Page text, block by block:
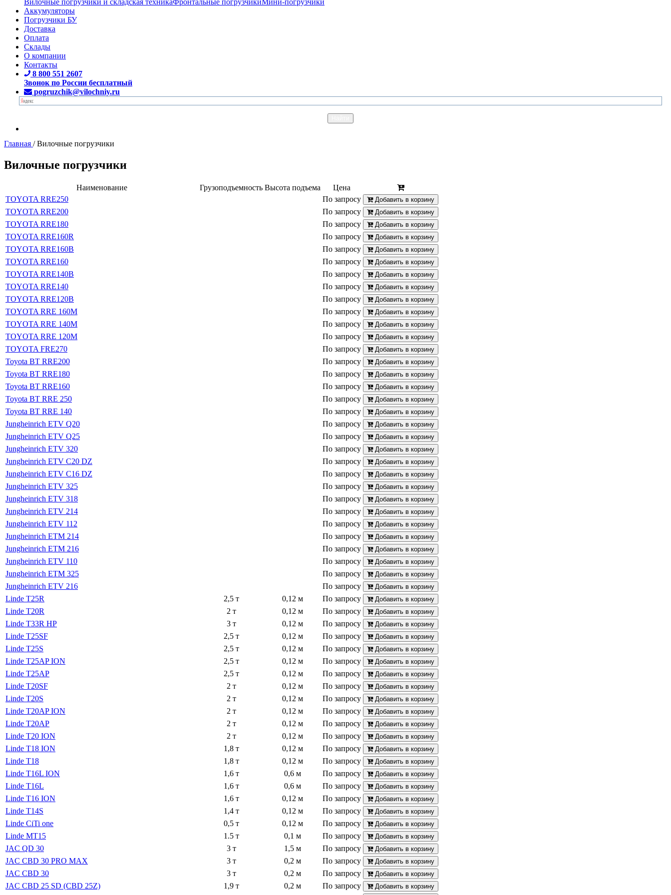
Аккумуляторы
Погрузчики БУ
Доставка
Оплата
Склады
О компании
Контакты
8 800 551 2607
Звонок по России бесплатный
pogruzchik@vilochniy.ru
Главная /Вилочные погрузчики
Вилочные погрузчики
Наименование Грузоподъемность Высота подъема
Цена
TOYOTA RRE250
По запросу Добавить в корзину
TOYOTA RRE200 По запросу Добавить в корзину
TOYOTA RRE180 По запросу Добавить в корзину
TOYOTA RRE160R По запросу Добавить в корзину
TOYOTA RRE160B По запросу Добавить в корзину
TOYOTA RRE160 По запросу Добавить в корзину
TOYOTA RRE140B По запросу Добавить в корзину
TOYOTA RRE140 По запросу Добавить в корзину
TOYOTA RRE120B По запросу Добавить в корзину
TOYOTA RRE 160M По запросу Добавить в корзину
TOYOTA RRE 140M По запросу Добавить в корзину
TOYOTA RRE 120M По запросу Добавить в корзину
TOYOTA FRE270 По запросу Добавить в корзину
Toyota BT RRE200 По запросу Добавить в корзину
Toyota BT RRE180 По запросу Добавить в корзину
Toyota BT RRE160 По запросу Добавить в корзину
Toyota BT RRE 250 По запросу Добавить в корзину
Toyota BT RRE 140 По запросу Добавить в корзину
Jungheinrich ETV Q20 По запросу Добавить в корзину
Jungheinrich ETV Q25 По запросу Добавить в корзину
Jungheinrich ETV 320 По запросу Добавить в корзину
Jungheinrich ETV C20 DZ По запросу Добавить в корзину
Jungheinrich ETV C16 DZ По запросу Добавить в корзину
Jungheinrich ETV 325 По запросу Добавить в корзину
Jungheinrich ETV 318 По запросу Добавить в корзину
Jungheinrich ETV 214 По запросу Добавить в корзину
Jungheinrich ETV 112 По запросу Добавить в корзину
Jungheinrich ETM 214 По запросу Добавить в корзину
Jungheinrich ETM 216 По запросу Добавить в корзину
Jungheinrich ETV 110 По запросу Добавить в корзину
Jungheinrich ETM 325 По запросу Добавить в корзину
Jungheinrich ETV 216 По запросу Добавить в корзину
Linde T25R 2,5 т 0,12 м По запросу Добавить в корзину
Linde T20R 2 т 0,12 м По запросу Добавить в корзину
Linde T33R HP 3 т 0,12 м По запросу Добавить в корзину
Linde T25SF 2,5 т 0,12 м По запросу Добавить в корзину
Linde T25S 2,5 т 0,12 м По запросу Добавить в корзину
Linde T25AP ION 2,5 т 0,12 м По запросу Добавить в корзину
Linde T25AP 2,5 т 0,12 м По запросу Добавить в корзину
Linde T20SF 2 т 0,12 м По запросу Добавить в корзину
Linde T20S 2 т 0,12 м По запросу Добавить в корзину
Linde T20AP ION 2 т 0,12 м По запросу Добавить в корзину
Linde T20AP 2 т 0,12 м По запросу Добавить в корзину
Linde T20 ION 2 т 0,12 м По запросу Добавить в корзину
Linde T18 ION 1,8 т 0,12 м По запросу Добавить в корзину
Linde T18 1,8 т 0,12 м По запросу Добавить в корзину
Linde T16L ION 1,6 т 0,6 м По запросу Добавить в корзину
Linde T16L 1,6 т 0,6 м По запросу Добавить в корзину
Linde T16 ION 1,6 т 0,12 м По запросу Добавить в корзину
Linde T14S 1,4 т 0,12 м По запросу Добавить в корзину
Linde CiTi one 0,5 т 0,12 м По запросу Добавить в корзину
Linde MT15 1.5 т 0,1 м По запросу Добавить в корзину
JAC QD 30 3 т 1,5 м По запросу Добавить в корзину
JAC CBD 30 PRO MAX 3 т 0,2 м По запросу Добавить в корзину
JAC CBD 30 3 т 0,2 м По запросу Добавить в корзину
JAC CBD 25 SD (CBD 25Z) 1,9 т 0,2 м По запросу Добавить в корзину